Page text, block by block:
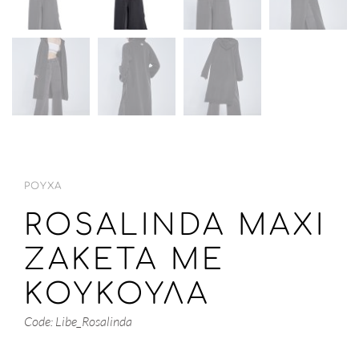
ΡΟΎΧΑ
ROSALINDA MAXI
ΖΑΚΈΤΑ ΜΕ
ΚΟΥΚΟΎΛΑ
Code: Libe_Rosalinda